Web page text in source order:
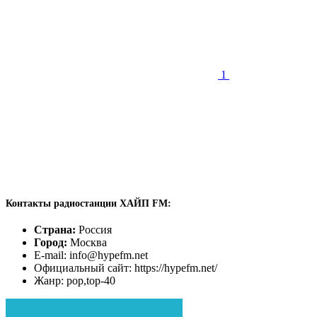
1
Контакты радиостанции ХАЙП FM:
Страна: Россия
Город: Москва
E-mail: info@hypefm.net
Официальный сайт: https://hypefm.net/
Жанр: pop,top-40